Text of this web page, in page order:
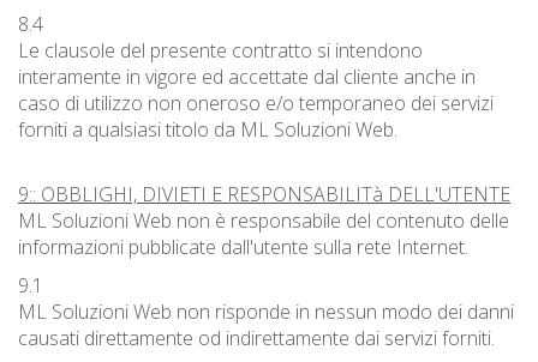
8.4
Le clausole del presente contratto si intendono
interamente in vigore ed accettate dal cliente anche in
caso di utilizzo non oneroso e/o temporaneo dei servizi
forniti a qualsiasi titolo da ML Soluzioni Web.
9:: OBBLIGHI, DIVIETI E RESPONSABILITà DELL'UTENTE
ML Soluzioni Web non è responsabile del contenuto delle
informazioni pubblicate dall'utente sulla rete Internet.
9.1
ML Soluzioni Web non risponde in nessun modo dei danni
causati direttamente od indirettamente dai servizi forniti.